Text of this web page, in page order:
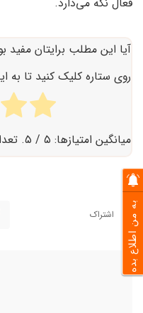
آیا این مطلب برایتان مفید
روی ستاره کلیک کنید تا به
میانگین امتیازها: ۵ / ۵. تعداد رای‌ها:
اشتراک به من اطلاع بده